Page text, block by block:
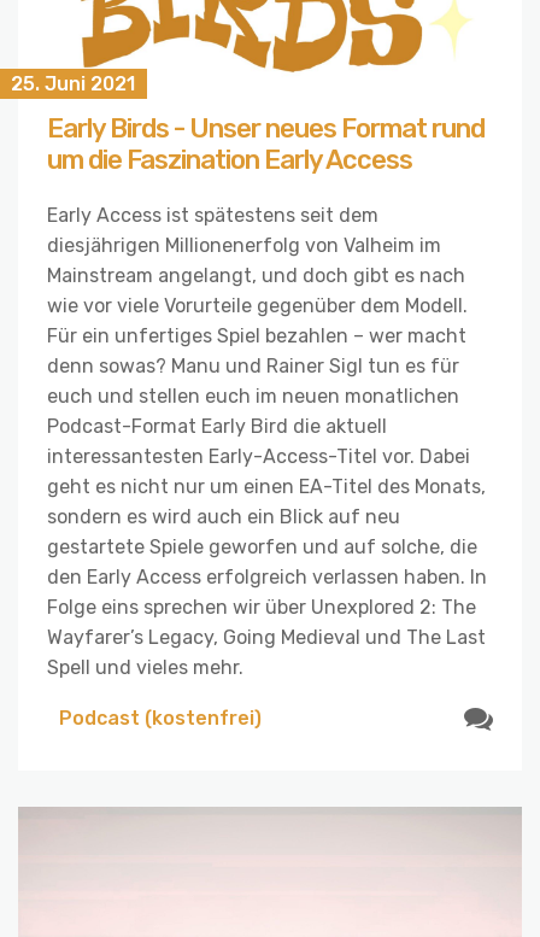
25. Juni 2021
Early Birds - Unser neues Format rund
um die Faszination Early Access
Early Access ist spätestens seit dem
diesjährigen Millionenerfolg von Valheim im
Mainstream angelangt, und doch gibt es nach
wie vor viele Vorurteile gegenüber dem Modell.
Für ein unfertiges Spiel bezahlen – wer macht
denn sowas? Manu und Rainer Sigl tun es für
euch und stellen euch im neuen monatlichen
Podcast-Format Early Bird die aktuell
interessantesten Early-Access-Titel vor. Dabei
geht es nicht nur um einen EA-Titel des Monats,
sondern es wird auch ein Blick auf neu
gestartete Spiele geworfen und auf solche, die
den Early Access erfolgreich verlassen haben. In
Folge eins sprechen wir über Unexplored 2: The
Wayfarer’s Legacy, Going Medieval und The Last
Spell und vieles mehr.
Podcast (kostenfrei)